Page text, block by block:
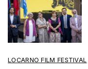
LOCARNO FILM FESTIVAL